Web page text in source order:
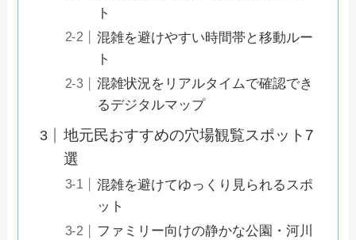
ト
混雑を避けやすい時間帯と移動ルー
ト
混雑状況をリアルタイムで確認でき
るデジタルマップ
地元民おすすめの穴場観覧スポット7
選
混雑を避けてゆっくり見られるスポ
ット
ファミリー向けの静かな公園・河川